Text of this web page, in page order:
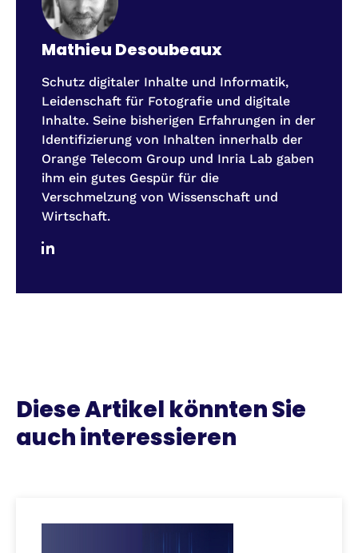
Mathieu Desoubeaux
Schutz digitaler Inhalte und Informatik,
Leidenschaft für Fotografie und digitale
Inhalte. Seine bisherigen Erfahrungen in der
Identifizierung von Inhalten innerhalb der
Orange Telecom Group und Inria Lab gaben
ihm ein gutes Gespür für die
Verschmelzung von Wissenschaft und
Wirtschaft.
Diese Artikel könnten Sie
auch interessieren